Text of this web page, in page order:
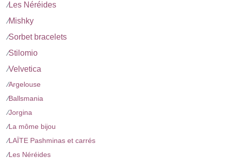
⁄Les Néréides
⁄Mishky
⁄Sorbet bracelets
⁄Stilomio
⁄Velvetica
⁄Argelouse
⁄Ballsmania
⁄Jorgina
⁄La môme bijou
⁄LAÏTE Pashminas et carrés
⁄Les Néréides